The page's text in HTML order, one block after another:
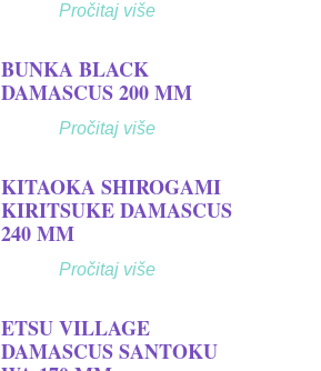
Pročitaj više
BUNKA BLACK
DAMASCUS 200 MM
Pročitaj više
KITAOKA SHIROGAMI
KIRITSUKE DAMASCUS
240 MM
Pročitaj više
ETSU VILLAGE
DAMASCUS SANTOKU